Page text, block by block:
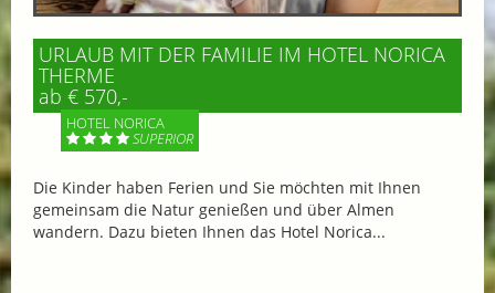
URLAUB MIT DER FAMILIE IM HOTEL NORICA
THERME
ab € 570,-
HOTEL NORICA
SUPERIOR
Die Kinder haben Ferien und Sie möchten mit Ihnen
gemeinsam die Natur genießen und über Almen
wandern. Dazu bieten Ihnen das Hotel Norica...